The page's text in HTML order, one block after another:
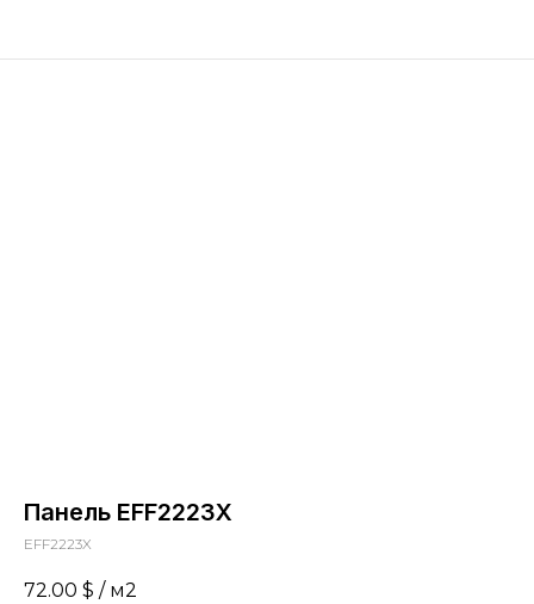
Панель EFF2223X
EFF2223X
72.00 $ / м2